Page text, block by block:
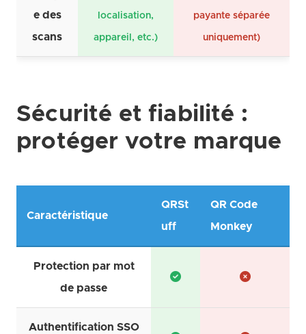
e des
scans
localisation,
appareil, etc.)
payante séparée
uniquement)
Sécurité et fiabilité :
protéger votre marque
Caractéristique
QRSt
uff
QR Code
Monkey
Protection par mot
de passe
Authentification SSO